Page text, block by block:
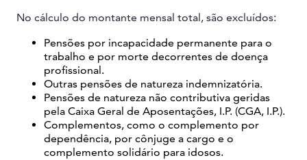
No cálculo do montante mensal total, são excluídos:
Pensões por incapacidade permanente para o
trabalho e por morte decorrentes de doença
profissional.
Outras pensões de natureza indemnizatória.
Pensões de natureza não contributiva geridas
pela Caixa Geral de Aposentações, I.P. (CGA, I.P.).
Complementos, como o complemento por
dependência, por cônjuge a cargo e o
complemento solidário para idosos.